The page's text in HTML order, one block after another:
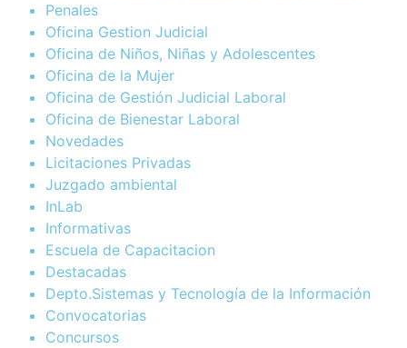
Penales
Oficina Gestion Judicial
Oficina de Niños, Niñas y Adolescentes
Oficina de la Mujer
Oficina de Gestión Judicial Laboral
Oficina de Bienestar Laboral
Novedades
Licitaciones Privadas
Juzgado ambiental
InLab
Informativas
Escuela de Capacitacion
Destacadas
Depto.Sistemas y Tecnología de la Información
Convocatorias
Concursos